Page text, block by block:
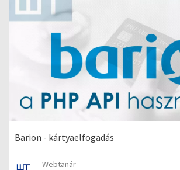
Barion - kártyaelfogadás
Webtanár